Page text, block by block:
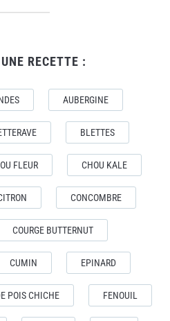
RECETTE :
AUBERGINE
BLETTES
FLEUR CHOU KALE
CONCOMBRE
COURGE BUTTERNUT
CUMIN EPINARD
POIS CHICHE FENOUIL